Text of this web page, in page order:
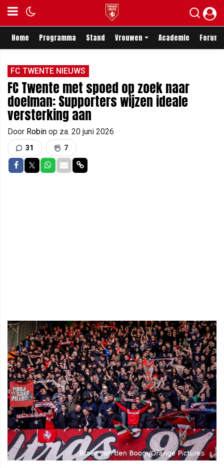
Home Programma Stand Vrouwen Academie Forum
FC TWENTE NIEUWS
FC Twente met spoed op zoek naar
doelman: Supporters wijzen ideale
versterking aan
Door Robin op za. 20 juni 2026
31 7
Delen op Facebook
Delen op Twitter
Delen op Whatsapp
Delen via Mail
Delen via link